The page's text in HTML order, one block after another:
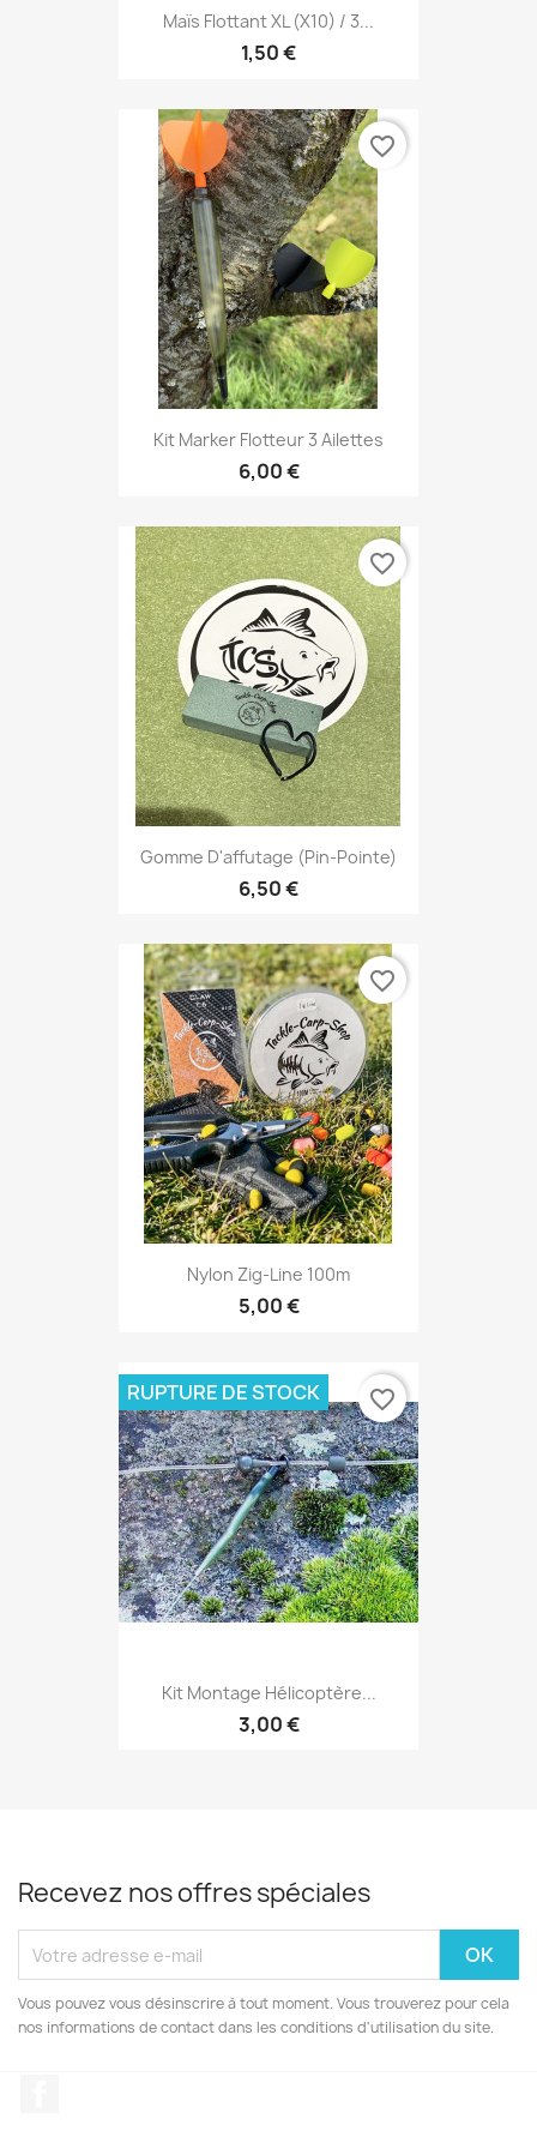
Maïs Flottant XL (x10) / 3...
1,50 €
Kit Marker Flotteur 3 Ailettes
6,00 €
favorite_border
Gomme D'affutage (pin-Pointe)
6,50 €
favorite_border
Nylon Zig-Line 100m
5,00 €
favorite_border
Kit Montage Hélicoptère...
3,00 €
RUPTURE DE STOCK favorite_border
Recevez nos offres spéciales
Vous pouvez vous désinscrire à tout moment. Vous trouverez pour cela
nos informations de contact dans les conditions d'utilisation du site.